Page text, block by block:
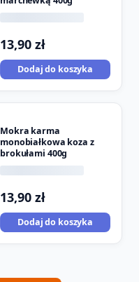
13,90 zł
Dodaj do koszyka
Mokra karma
monobiałkowa koza z
brokułami 400g
13,90 zł
Dodaj do koszyka